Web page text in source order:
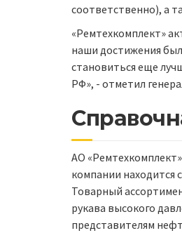
соответственно), а
«Ремтехкомплект»
наши достижения
становиться еще
РФ», - отметил
АО
компании находится
Товарный
рукава высокого
представителям